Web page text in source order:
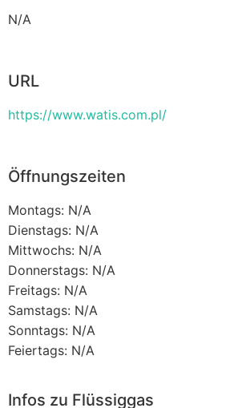
N/A
URL
https://www.watis.com.pl/
Öffnungszeiten
Montags: N/A
Dienstags: N/A
Mittwochs: N/A
Donnerstags: N/A
Freitags: N/A
Samstags: N/A
Sonntags: N/A
Feiertags: N/A
Infos zu Flüssiggas